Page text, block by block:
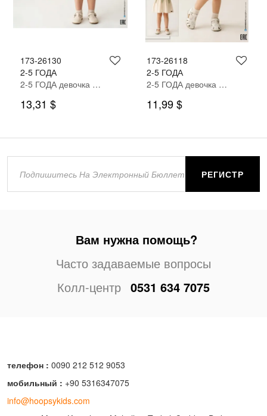
173-26130
2-5 ГОДА
2-5 ГОДА девочка ОДЕВАТЬСЯ
13,31 $
173-26118
2-5 ГОДА
2-5 ГОДА девочка ОДЕВАТЬСЯ
11,99 $
РЕГИСТР
Вам нужна помощь?
Часто задаваемые вопросы
Колл-центр 0531 634 7075
телефон : 0090 212 512 9053
мобильный : +90 5316347075
info@hoopsykids.com